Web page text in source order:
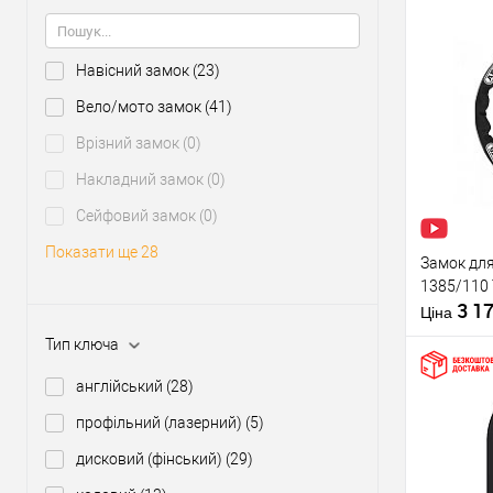
Навісний замок (23)
Вело/мото замок (41)
Врізний замок (0)
Накладний замок (0)
Сейфовий замок (0)
Показати ще 28
Тип ключа
англійський (28)
профільний (лазерний) (5)
дисковий (фінський) (29)
У
Виробник
Рівень
Тип товару
Тип ключа
Країна
Замок
1385/110
Ціна 3